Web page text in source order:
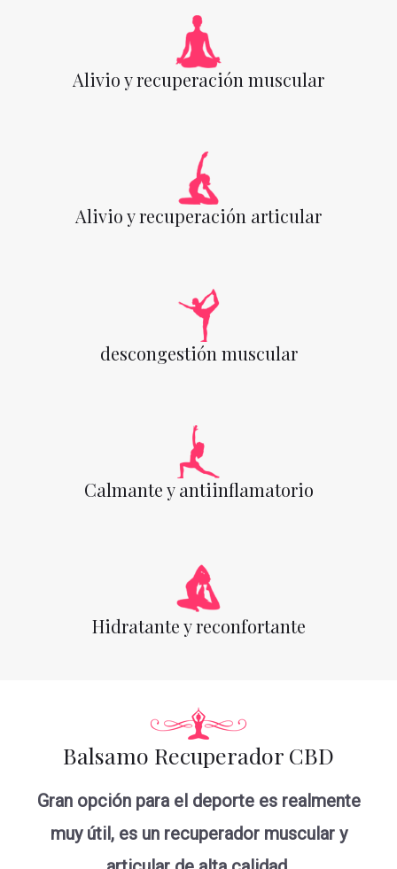
Alivio y recuperación muscular
Alivio y recuperación articular
descongestión muscular
Calmante y antiinflamatorio
Hidratante y reconfortante
Balsamo Recuperador CBD
Gran opción para el deporte es realmente
muy útil, es un recuperador muscular y